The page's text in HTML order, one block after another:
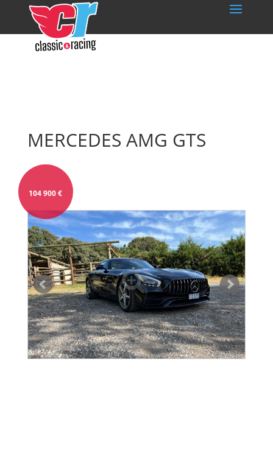
MERCEDES AMG GTS
104 900€